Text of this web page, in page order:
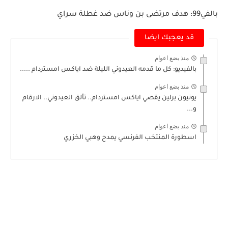
بالفي99: هدف مرتضى بن وناس ضد غطلة سراي
قد يعجبك ايضا
منذ بضع اعوام
بالفيديو: كل ما قدمه العيدوني الليلة ضد اياكس امستردام .....
منذ بضع اعوام
يونيون برلين يقصي اياكس امستردام.. تألق العيدوني.. الارقام
و...
منذ بضع اعوام
اسطورة المنتخب الفرنسي يمدح وهبي الخزري